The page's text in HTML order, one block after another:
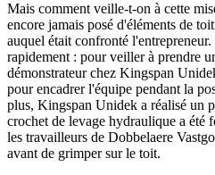
Mais comment veille-t-on à cette
encore jamais posé d'éléments de
auquel était confronté l'entrepreneur.
rapidement : pour veiller à prendre
démonstrateur chez Kingspan
pour encadrer l'équipe pendant la
plus, Kingspan Unidek a réalisé un
crochet de levage hydraulique a été
les travailleurs de Dobbelaere
avant de grimper sur le toit.